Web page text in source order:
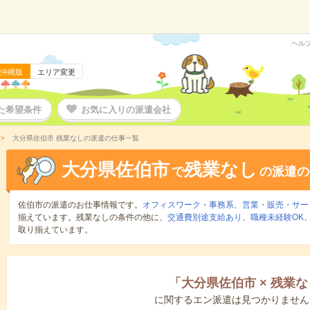
縄版 エリア変更
ヘル
希望条件 お気に入りの派遣会社
大分県佐伯市 残業なしの派遣の仕事一覧
大分県佐伯市 で残業なし の派遣
佐伯市の派遣のお仕事情報です。 オフィスワーク・事務系、 営業・販売・サ
揃えています。残業なしの条件の他に、 交通費別途支給あり 、 職種未経験OK
取り揃えています。
「 大分県佐伯市 × 残業
に関するエン派遣は見つかりませ